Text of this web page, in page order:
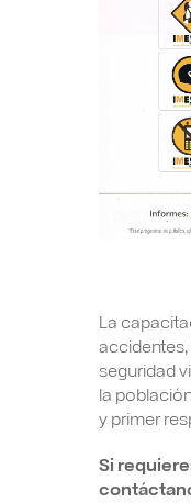
La
seguridad
la
y primer
Si